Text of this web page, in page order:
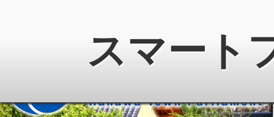
スマート